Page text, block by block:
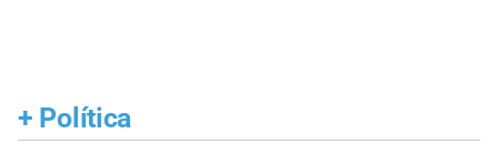
+ Política